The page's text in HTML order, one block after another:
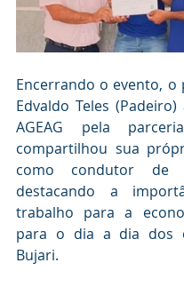
Encerrando o evento, o
Edvaldo Teles
AGEAG pela
compartilhou sua
como condutor de
destacando a
trabalho para a
para o dia a dia dos
Bujari.